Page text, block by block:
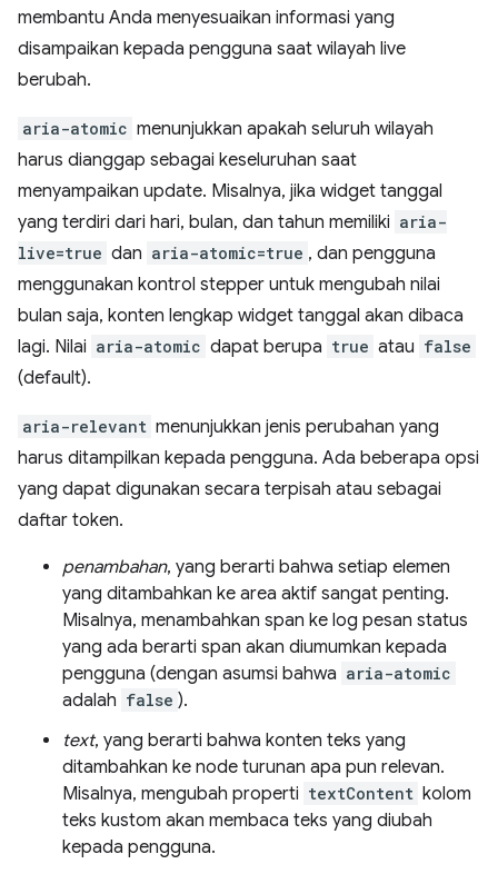
membantu Anda menyesuaikan informasi yang
disampaikan kepada pengguna saat wilayah live
berubah.
aria-atomic menunjukkan apakah seluruh wilayah
harus dianggap sebagai keseluruhan saat
menyampaikan update. Misalnya, jika widget tanggal
yang terdiri dari hari, bulan, dan tahun memiliki aria-
live=true dan aria-atomic=true , dan pengguna
menggunakan kontrol stepper untuk mengubah nilai
bulan saja, konten lengkap widget tanggal akan dibaca
lagi. Nilai aria-atomic dapat berupa true atau false
(default).
aria-relevant menunjukkan jenis perubahan yang
harus ditampilkan kepada pengguna. Ada beberapa opsi
yang dapat digunakan secara terpisah atau sebagai
daftar token.
penambahan, yang berarti bahwa setiap elemen
yang ditambahkan ke area aktif sangat penting.
Misalnya, menambahkan span ke log pesan status
yang ada berarti span akan diumumkan kepada
pengguna (dengan asumsi bahwa aria-atomic
adalah false ).
text, yang berarti bahwa konten teks yang
ditambahkan ke node turunan apa pun relevan.
Misalnya, mengubah properti textContent kolom
teks kustom akan membaca teks yang diubah
kepada pengguna.